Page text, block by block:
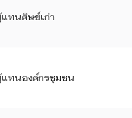
ทนศิษย์เก่า
ทนองค์กรชุมชน